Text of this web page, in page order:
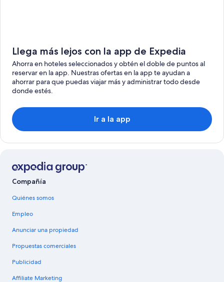
Llega más lejos con la app de Expedia
Ahorra en hoteles seleccionados y obtén el doble de puntos al
reservar en la app. Nuestras ofertas en la app te ayudan a
ahorrar para que puedas viajar más y administrar todo desde
donde estés.
Ir a la app
Compañía
Quiénes somos
Empleo
Anunciar una propiedad
Propuestas comerciales
Publicidad
Affiliate Marketing